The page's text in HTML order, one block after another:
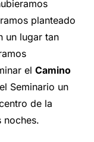
planteado
un lugar tan
el Camino
Seminario un
de la
noches.